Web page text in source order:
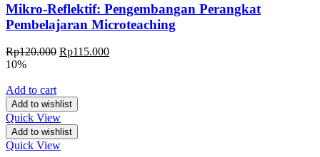
Mikro-Reflektif: Pengembangan Perangkat
Pembelajaran Microteaching
Rp120.000 Rp115.000
10%
Add to cart
Add to wishlist
Quick View
Add to wishlist
Quick View